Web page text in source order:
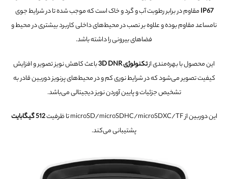
IP67مقاوم در برابر رطوبت آب و گرد و خاک است که موجب شده تا در شرایط جوی
نامساعد مقاوم بوده و علاوه بر نصب در محیط‌های داخلی کاربرد بیشتری در محیط و
فضاهای بیرونی را داشته باشد.
این محصول با بهره‌مندی ازتکنولوژی 3D DNR
باعث کاهش نویز تصویر و افزایش
کیفیت تصویر می‌شود که در شرایط نوری کم و در محیط‌های پرنویز دوربین قادر به
تشخیص جزئیات و پایین آوردن نویز دیجیتالی می‌باشد.
این دوربین از microSD/microSDHC/microSDXC/TF تا ظرفیت
512 گیگابایت
پشتیبانی می‌کند.